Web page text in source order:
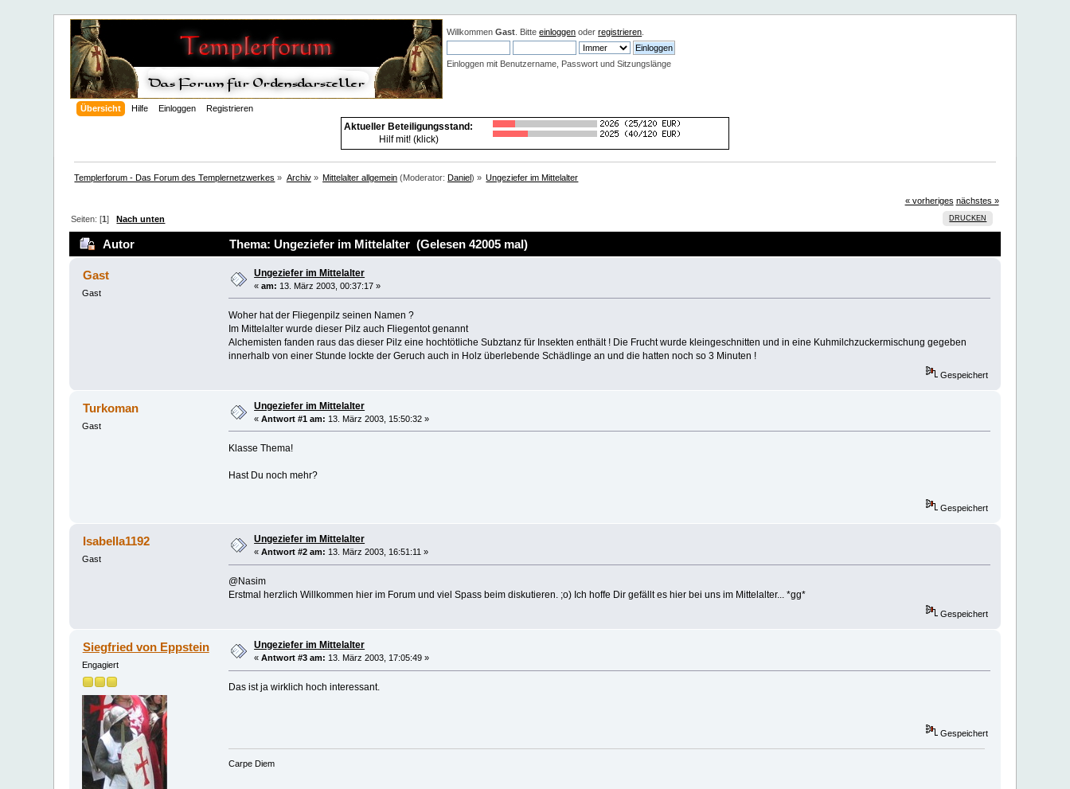
WillkommenGast . Bitteeinloggen oderregistrieren
Einloggen mit Benutzername, Passwort und Sitzungslänge
Übersicht Hilfe Einloggen Registrieren
Aktueller Beteiligungsstand:
Hilf mit! (klick)
Templerforum - Das Forum des Templernetzwerkes » Archiv» Mittelalter allgemein (Moderator: Daniel) » Ungeziefer im Mittelalter
« vorheriges nächstes »
DRUCKEN
Seiten: [1]Nach unten
Autor Thema: Ungeziefer im Mittelalter (Gelesen 42005 mal)
Gast
Gast
Ungeziefer im Mittelalter
«am: 13. März 2003, 00:37:17 »
Woher hat der Fliegenpilz seinen Namen ?
Im Mittelalter wurde dieser Pilz auch Fliegentot genannt
Alchemisten fanden raus das dieser Pilz eine hochtötliche Subztanz für Insekten enthält ! Die Frucht wurde kleingeschnitten und in eine Kuhmilchzuckermischung gegeben
innerhalb von einer Stunde lockte der Geruch auch in Holz überlebende Schädlinge an und die hatten noch so 3 Minuten !
Gespeichert
Turkoman
Gast
Ungeziefer im Mittelalter
«Antwort #1 am: 13. März 2003, 15:50:32 »
Klasse Thema!
Hast Du noch mehr?
Gespeichert
Isabella1192
Gast
Ungeziefer im Mittelalter
«Antwort #2 am: 13. März 2003, 16:51:11 »
@Nasim
Erstmal herzlich Willkommen hier im Forum und viel Spass beim diskutieren. ;o) Ich hoffe Dir gefällt es hier bei uns im Mittelalter... *gg*
Gespeichert
Siegfried von Eppstein
Engagiert
Ungeziefer im Mittelalter
«Antwort #3 am: 13. März 2003, 17:05:49 »
Das ist ja wirklich hoch interessant.
Gespeichert
Carpe Diem